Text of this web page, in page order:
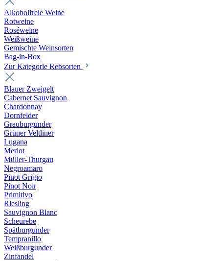
Alkoholfreie Weine
Rotweine
Roséweine
Weißweine
Gemischte Weinsorten
Bag-in-Box
Zur Kategorie Rebsorten
Blauer Zweigelt
Cabernet Sauvignon
Chardonnay
Dornfelder
Grauburgunder
Grüner Veltliner
Lugana
Merlot
Müller-Thurgau
Negroamaro
Pinot Grigio
Pinot Noir
Primitivo
Riesling
Sauvignon Blanc
Scheurebe
Spätburgunder
Tempranillo
Weißburgunder
Zinfandel